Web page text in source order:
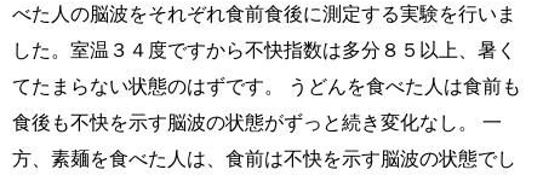
べた人の脳波をそれぞれ食前食後に測定する実験を行いま
した。室温３４度ですから不快指数は多分８５以上、暑く
てたまらない状態のはずです。 うどんを食べた人は食前も
食後も不快を示す脳波の状態がずっと続き変化なし。 一
方、素麺を食べた人は、食前は不快を示す脳波の状態でし